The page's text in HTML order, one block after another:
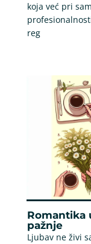
koja već pri
reg
Romantika
pažnje
Ljubav ne živi